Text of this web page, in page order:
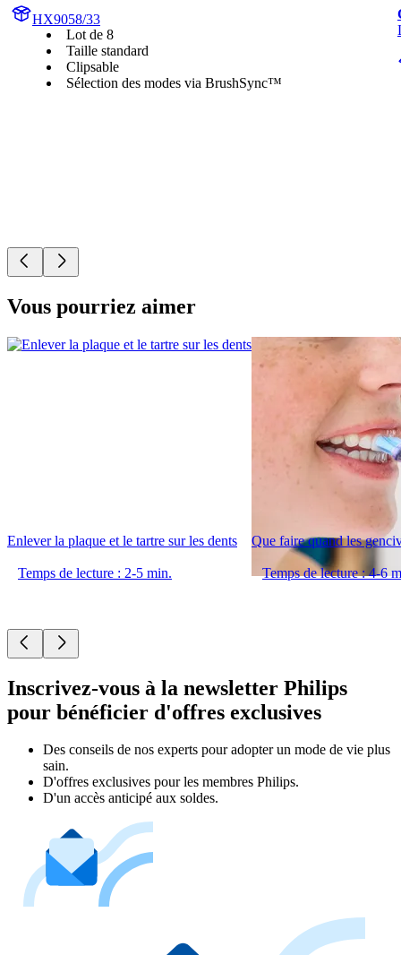
HX9058/33
Lot de 8
Taille standard
Clipsable
Sélection des modes via BrushSync™
Vous pourriez aimer
Enlever la plaque et le tartre sur les dents
Temps de lecture : 2-5 min.
Que faire quand les
Temps de lecture : 4-6
Inscrivez-vous à la newsletter Philips
pour bénéficier d'offres exclusives
Des conseils de nos experts pour adopter un mode de vie plus
sain.
D'offres exclusives pour les membres Philips.
D'un accès anticipé aux soldes.